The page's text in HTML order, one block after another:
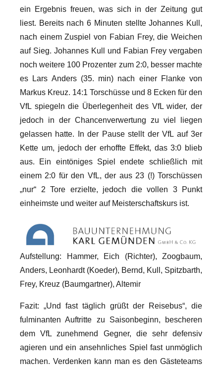
ein Ergebnis freuen, was sich in der Zeitung gut
liest. Bereits nach 6 Minuten stellte Johannes Kull,
nach einem Zuspiel von Fabian Frey, die Weichen
auf Sieg. Johannes Kull und Fabian Frey vergaben
noch weitere 100 Prozenter zum 2:0, besser machte
es Lars Anders (35. min) nach einer Flanke von
Markus Kreuz. 14:1 Torschüsse und 8 Ecken für den
VfL spiegeln die Überlegenheit des VfL wider, der
jedoch in der Chancenverwertung zu viel liegen
gelassen hatte. In der Pause stellt der VfL auf 3er
Kette um, jedoch der erhoffte Effekt, das 3:0 blieb
aus. Ein eintöniges Spiel endete schließlich mit
einem 2:0 für den VfL, der aus 23 (!) Torschüssen
„nur“ 2 Tore erzielte, jedoch die vollen 3 Punkt
einheimste und weiter auf Meisterschaftskurs ist.
Aufstellung: Hammer, Eich (Richter), Zoogbaum,
Anders, Leonhardt (Koeder), Bernd, Kull, Spitzbarth,
Frey, Kreuz (Baumgartner), Altemir
Fazit: „Und fast täglich grüßt der Reisebus“, die
fulminanten Auftritte zu Saisonbeginn, bescheren
dem VfL zunehmend Gegner, die sehr defensiv
agieren und ein ansehnliches Spiel fast unmöglich
machen. Verdenken kann man es den Gästeteams